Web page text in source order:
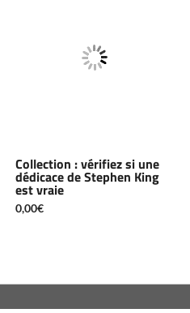
Collection : vérifiez si une
dédicace de Stephen King
est vraie
0,00€